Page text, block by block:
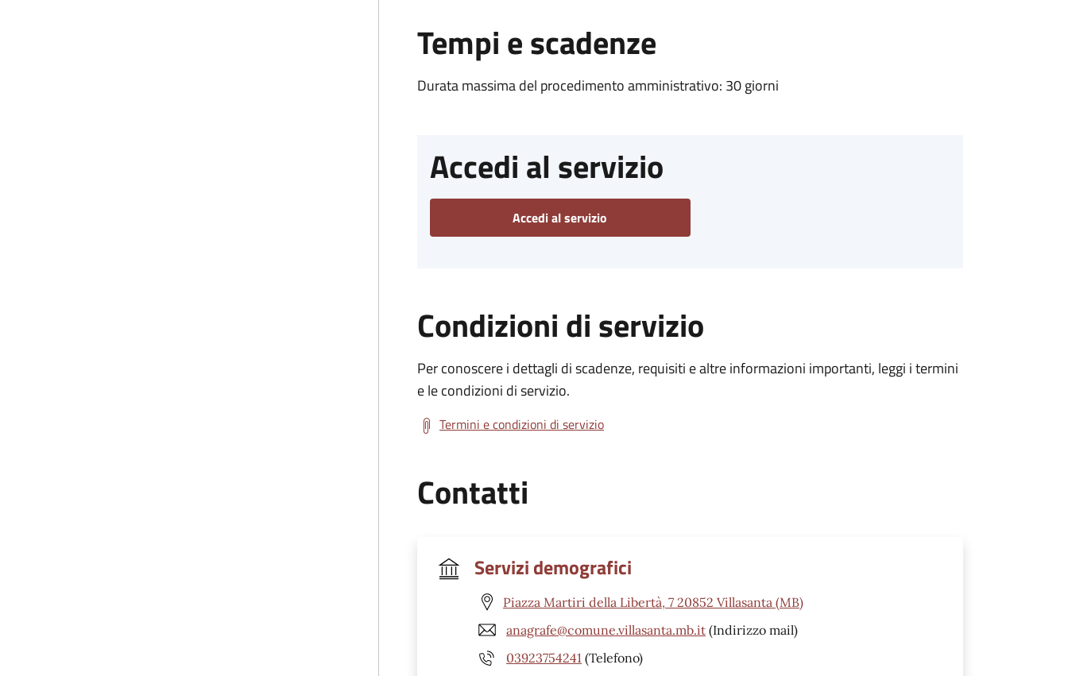
Tempi e scadenze
Durata massima del procedimento amministrativo: 30 giorni
Accedi al servizio
Accedi al servizio
Condizioni di servizio
Per conoscere i dettagli di scadenze, requisiti e altre informazioni importanti, leggi i termini
e le condizioni di servizio.
Termini e condizioni di servizio
Contatti
Servizi demografici
Piazza Martiri della Libertà, 7 20852 Villasanta (MB)
anagrafe@comune.villasanta.mb.it (Indirizzo mail)
03923754241 (Telefono)